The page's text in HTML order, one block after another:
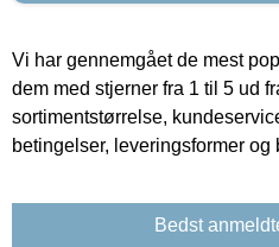
Vi har gennemgået de mest
dem med stjerner fra 1 til 5 ud
sortimentstørrelse,
betingelser, leveringsformer
Bedst